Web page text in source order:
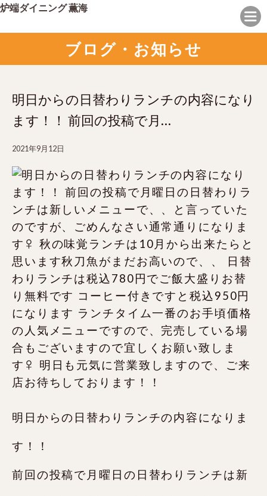
炉端ダイニング 薫海
ブログ・お知らせ
明日からの日替わりランチの内容になり
ます！！ 前回の投稿で月…
2021年9月12日
明日からの日替わりランチの内容になりま
す！！
前回の投稿で月曜日の日替わりランチは新